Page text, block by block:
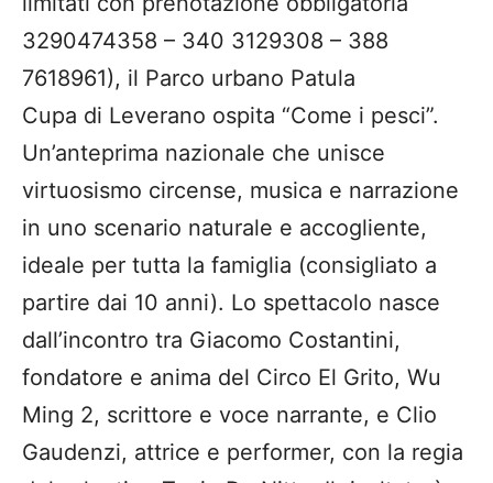
3290474358 – 340 3129308 – 388
7618961), il Parco urbano Patula
Cupa di Leverano ospita “Come i pesci”.
Un’anteprima nazionale che unisce
virtuosismo circense, musica e narrazione
in uno scenario naturale e accogliente,
ideale per tutta la famiglia (consigliato a
partire dai 10 anni). Lo spettacolo nasce
dall’incontro tra Giacomo Costantini,
fondatore e anima del Circo El Grito, Wu
Ming 2, scrittore e voce narrante, e Clio
Gaudenzi, attrice e performer, con la regia